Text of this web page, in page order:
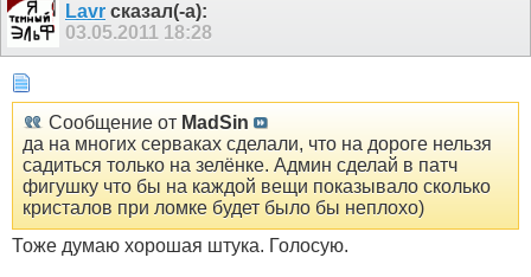
Lavr сказал(-а):
03.05.2011 18:28
Сообщение от MadSin
да на многих серваках сделали, что на дороге нельзя
садиться только на зелёнке. Админ сделай в патч
фигушку что бы на каждой вещи показывало сколько
кристалов при ломке будет было бы неплохо)
Тоже думаю хорошая штука. Голосую.